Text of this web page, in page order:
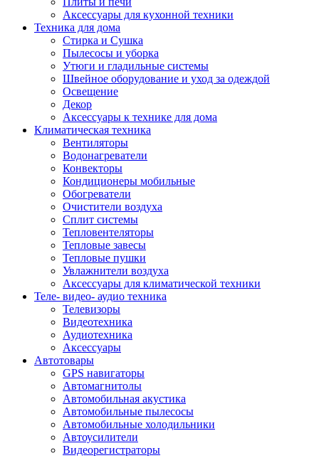
Аксессуары для кухонной техники
Техника для дома
Стирка и Сушка
Пылесосы и уборка
Утюги и гладильные системы
Швейное оборудование и уход за одеждой
Освещение
Декор
Аксессуары к технике для дома
Климатическая техника
Вентиляторы
Водонагреватели
Конвекторы
Кондиционеры мобильные
Обогреватели
Очистители воздуха
Сплит системы
Тепловентеляторы
Тепловые завесы
Тепловые пушки
Увлажнители воздуха
Аксессуары для климатической техники
Теле- видео- аудио техника
Телевизоры
Видеотехника
Аудиотехника
Аксессуары
Автотовары
GPS навигаторы
Автомагнитолы
Автомобильная акустика
Автомобильные пылесосы
Автомобильные холодильники
Автоусилители
Видеорегистраторы